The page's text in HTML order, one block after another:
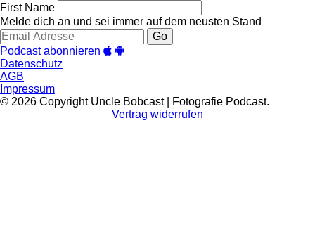
First Name
Melde dich an und sei immer auf dem neusten Stand
Go
Podcast abonnieren
Datenschutz
AGB
Impressum
© 2026 Copyright Uncle Bobcast | Fotografie Podcast.
Vertrag widerrufen